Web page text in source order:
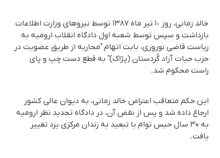
خالد زمانی، روز ١٠ تیر ماه ١٣٨٧ توسط نیروهای وزارت اطلاعات
بازداشت و سپس توسط شعبه اول دادگاه انقلاب ارومیە به
ریاست قاضی نوروزی، بابت اتهام "محاربه از طریق عضویت در
حزب حیات آزاد کُردستان (پژاک)" به قطع دست چپ و پای
راست محکوم شد.
این حکم متعاقب اعتراض خالد زمانی، به دیوان عالی کشور
ارجاع داده شد و پس از نقض آن، در دادگاه تجدید نظر ارومیه
به ۳۰ سال حبس توام با تبعید به زندان مرکزی یزد تغییر
یافت.